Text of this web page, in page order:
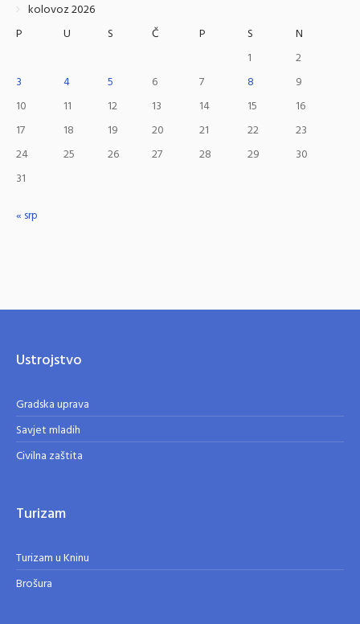
kolovoz 2026
P
U S Č P S
N
1
2
3
4 5 6 7 8
9
10
11 12 13 14 15
16
17
18 19 20 21 22
23
24
25 26 27 28 29
30
31
« srp
Ustrojstvo
Gradska uprava
Savjet mladih
Civilna zaštita
Turizam
Turizam u Kninu
Brošura